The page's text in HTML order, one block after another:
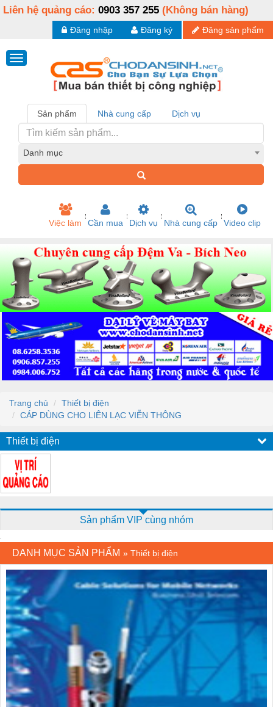
Liên hệ quảng cáo: 0903 357 255 (Không bán hàng)
Đăng sản phẩm
Đăng ký
Đăng nhập
Sản phẩm Nhà cung cấp Dịch vụ
Danh mục
Việc làm Cần mua Dịch vụ Nhà cung cấp Video clip
Trang chủ
Thiết bị điện
CÁP DÙNG CHO LIÊN LẠC VIỄN THÔNG
Thiết bị điện
Sản phẩm VIP cùng nhóm
DANH MỤC SẢN PHẨM » Thiết bị điện